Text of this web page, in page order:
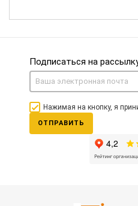
Подписаться на
Нажимая на кнопку, я
ОТПРАВИТЬ